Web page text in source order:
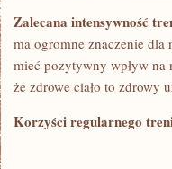
Zalecana intensywność
ma ogromne znaczenie dla
mieć ‌pozytywny wpływ na
że ⁤zdrowe ciało to zdrowy
Korzyści regularnego